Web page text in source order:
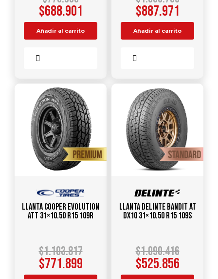
$688.901
Añadir al carrito
$887.971
Añadir al carrito
Llanta COOPER Evolution
ATT 31×10.50 R15 109R
$1.103.817
$771.899
Llanta DELINTE Bandit AT
DX10 31×10.50 R15 109S
$1.090.416
$525.856